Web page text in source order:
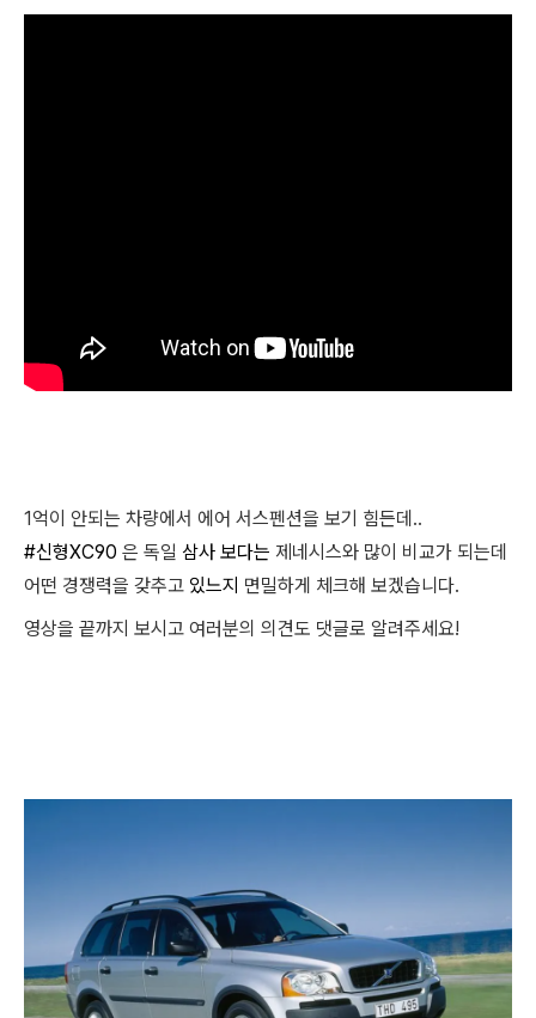
1억이 안되는 차량에서 에어 서스펜션을 보기 힘든데..
#신형XC90 은 독일 삼사 보다는 제네시스와 많이 비교가 되는데
어떤 경쟁력을 갖추고 있느지 면밀하게 체크해 보겠습니다.
영상을 끝까지 보시고 여러분의 의견도 댓글로 알려주세요!